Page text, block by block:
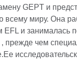
GEPT и
всему миру. Она
EFL и занималась
прежде чем